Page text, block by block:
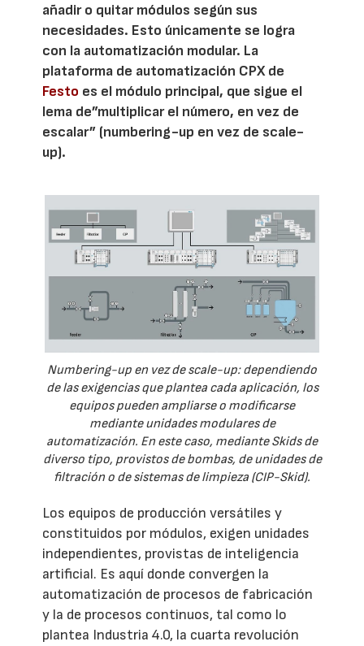
añadir o quitar módulos según sus
necesidades. Esto únicamente se logra
con la automatización modular. La
plataforma de automatización CPX de
Festo es el módulo principal, que sigue el
lema de”multiplicar el número, en vez de
escalar” (numbering-up en vez de scale-
up).
Numbering-up en vez de scale-up: dependiendo
de las exigencias que plantea cada aplicación, los
equipos pueden ampliarse o modificarse
mediante unidades modulares de
automatización. En este caso, mediante Skids de
diverso tipo, provistos de bombas, de unidades de
filtración o de sistemas de limpieza (CIP-Skid).
Los equipos de producción versátiles y
constituidos por módulos, exigen unidades
independientes, provistas de inteligencia
artificial. Es aquí donde convergen la
automatización de procesos de fabricación
y la de procesos continuos, tal como lo
plantea Industria 4.0, la cuarta revolución